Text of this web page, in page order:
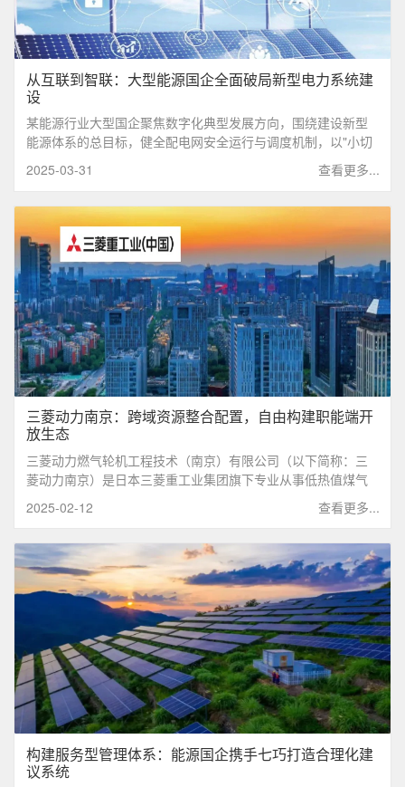
从互联到智联：大型能源国企全面破局新型电力系统建
设
某能源行业大型国企聚焦数字化典型发展方向，围绕建设新型
能源体系的总目标，健全配电网安全运行与调度机制，以"小切
查看更多...
2025-03-31
三菱动力南京：跨域资源整合配置，自由构建职能端开
放生态
三菱动力燃气轮机工程技术（南京）有限公司（以下简称：三
菱动力南京）是日本三菱重工业集团旗下专业从事低热值煤气
燃气轮机业务的全资子公司，主要致力于高效低热值煤气联合
循环发电（CCPP）技术的应用推广，在工程技术、售后服务、
查看更多...
2025-02-12
构建服务型管理体系：能源国企携手七巧打造合理化建
议系统